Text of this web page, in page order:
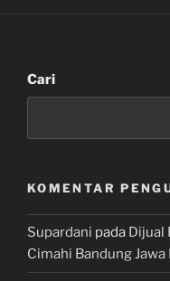
Cari
KOMENTAR
Supardani pada Dijual
Cimahi Bandung Jawa